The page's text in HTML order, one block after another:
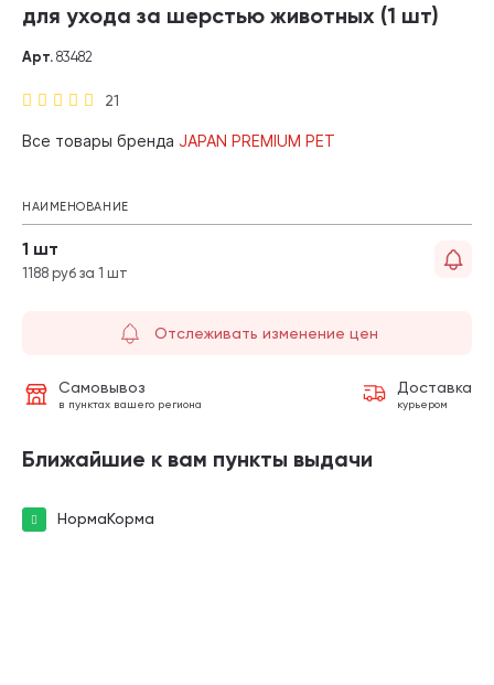
для ухода за шерстью животных (1 шт)
21
Арт. 83482
Все товары бренда JAPAN PREMIUM PET
НАИМЕНОВАНИЕ
1 шт
1188 руб за 1 шт
Отслеживать изменение цен
Самовывоз
в пунктах вашего региона
Доставка
курьером
Ближайшие к вам пункты выдачи
НормаКорма